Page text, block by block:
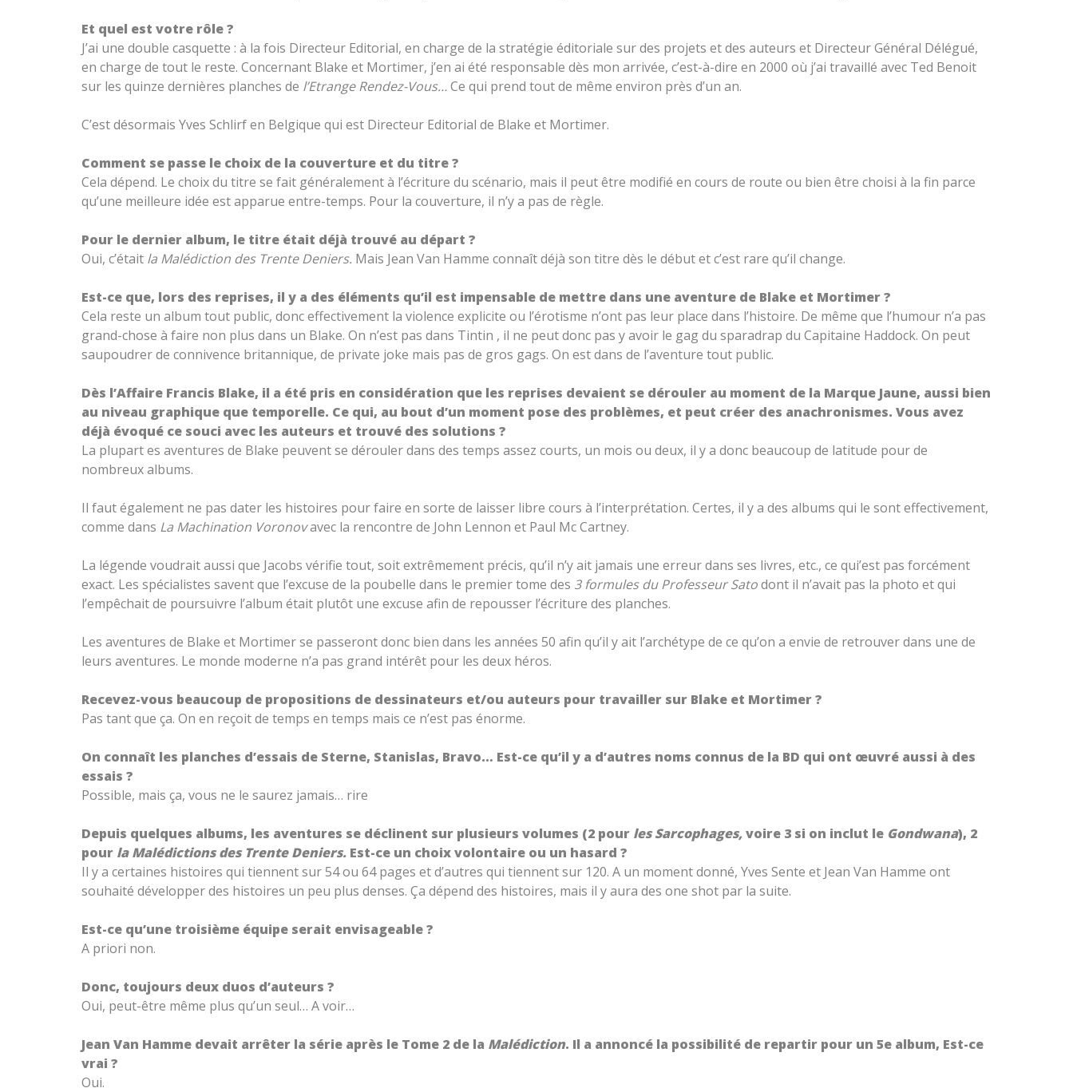
Et quel est votre rôle ?
J’ai une double casquette : à la fois Directeur Editorial, en charge de la stratégie éditoriale sur des projets et des auteurs et Directeur Général Délégué,
en charge de tout le reste. Concernant Blake et Mortimer, j’en ai été responsable dès mon arrivée, c’est-à-dire en 2000 où j’ai travaillé avec Ted Benoit
sur les quinze dernières planches de l’Etrange Rendez-Vous…Ce qui prend tout de même environ près d’un an.
C’est désormais Yves Schlirf en Belgique qui est Directeur Editorial de Blake et Mortimer.
Comment se passe le choix de la couverture et du titre ?
Cela dépend. Le choix du titre se fait généralement à l’écriture du scénario, mais il peut être modifié en cours de route ou bien être choisi à la fin parce
qu’une meilleure idée est apparue entre-temps. Pour la couverture, il n’y a pas de règle.
Pour le dernier album, le titre était déjà trouvé au départ ?
Oui, c’était la Malédiction des Trente Deniers. Mais Jean Van Hamme connaît déjà son titre dès le début et c’est rare qu’il change.
Est-ce que, lors des reprises, il y a des éléments qu’il est impensable de mettre dans une aventure de Blake et Mortimer ?
Cela reste un album tout public, donc effectivement la violence explicite ou l’érotisme n’ont pas leur place dans l’histoire. De même que l’humour n’a pas
grand-chose à faire non plus dans un Blake. On n’est pas dans Tintin , il ne peut donc pas y avoir le gag du sparadrap du Capitaine Haddock. On peut
saupoudrer de connivence britannique, de private joke mais pas de gros gags. On est dans de l’aventure tout public.
Dès l’Affaire Francis Blake, il a été pris en considération que les reprises devaient se dérouler au moment de la Marque Jaune, aussi bien
au niveau graphique que temporelle. Ce qui, au bout d’un moment pose des problèmes, et peut créer des anachronismes. Vous avez
déjà évoqué ce souci avec les auteurs et trouvé des solutions ?
La plupart es aventures de Blake peuvent se dérouler dans des temps assez courts, un mois ou deux, il y a donc beaucoup de latitude pour de
nombreux albums.
Il faut également ne pas dater les histoires pour faire en sorte de laisser libre cours à l’interprétation. Certes, il y a des albums qui le sont effectivement,
comme dans La Machination Voronovavec la rencontre de John Lennon et Paul Mc Cartney.
La légende voudrait aussi que Jacobs vérifie tout, soit extrêmement précis, qu’il n’y ait jamais une erreur dans ses livres, etc., ce qui’est pas forcément
exact. Les spécialistes savent que l’excuse de la poubelle dans le premier tome des 3 formules du Professeur Satodont il n’avait pas la photo et qui
l’empêchait de poursuivre l’album était plutôt une excuse afin de repousser l’écriture des planches.
Les aventures de Blake et Mortimer se passeront donc bien dans les années 50 afin qu’il y ait l’archétype de ce qu’on a envie de retrouver dans une de
leurs aventures. Le monde moderne n’a pas grand intérêt pour les deux héros.
Recevez-vous beaucoup de propositions de dessinateurs et/ou auteurs pour travailler sur Blake et Mortimer ?
Pas tant que ça. On en reçoit de temps en temps mais ce n’est pas énorme.
On connaît les planches d’essais de Sterne, Stanislas, Bravo… Est-ce qu’il y a d’autres noms connus de la BD qui ont œuvré aussi à des
essais ?
Possible, mais ça, vous ne le saurez jamais… rire
Depuis quelques albums, les aventures se déclinent sur plusieurs volumes (2 pour les Sarcophages,voire 3 si on inclut le Gondwana), 2
pour la Malédictions des Trente Deniers. Est-ce un choix volontaire ou un hasard ?
Il y a certaines histoires qui tiennent sur 54 ou 64 pages et d’autres qui tiennent sur 120. A un moment donné, Yves Sente et Jean Van Hamme ont
souhaité développer des histoires un peu plus denses. Ça dépend des histoires, mais il y aura des one shot par la suite.
Est-ce qu’une troisième équipe serait envisageable ?
A priori non.
Donc, toujours deux duos d’auteurs ?
Oui, peut-être même plus qu’un seul… A voir…
Jean Van Hamme devait arrêter la série après le Tome 2 de la Malédiction. Il a annoncé la possibilité de repartir pour un 5e album, Est-ce
vrai ?
Oui.